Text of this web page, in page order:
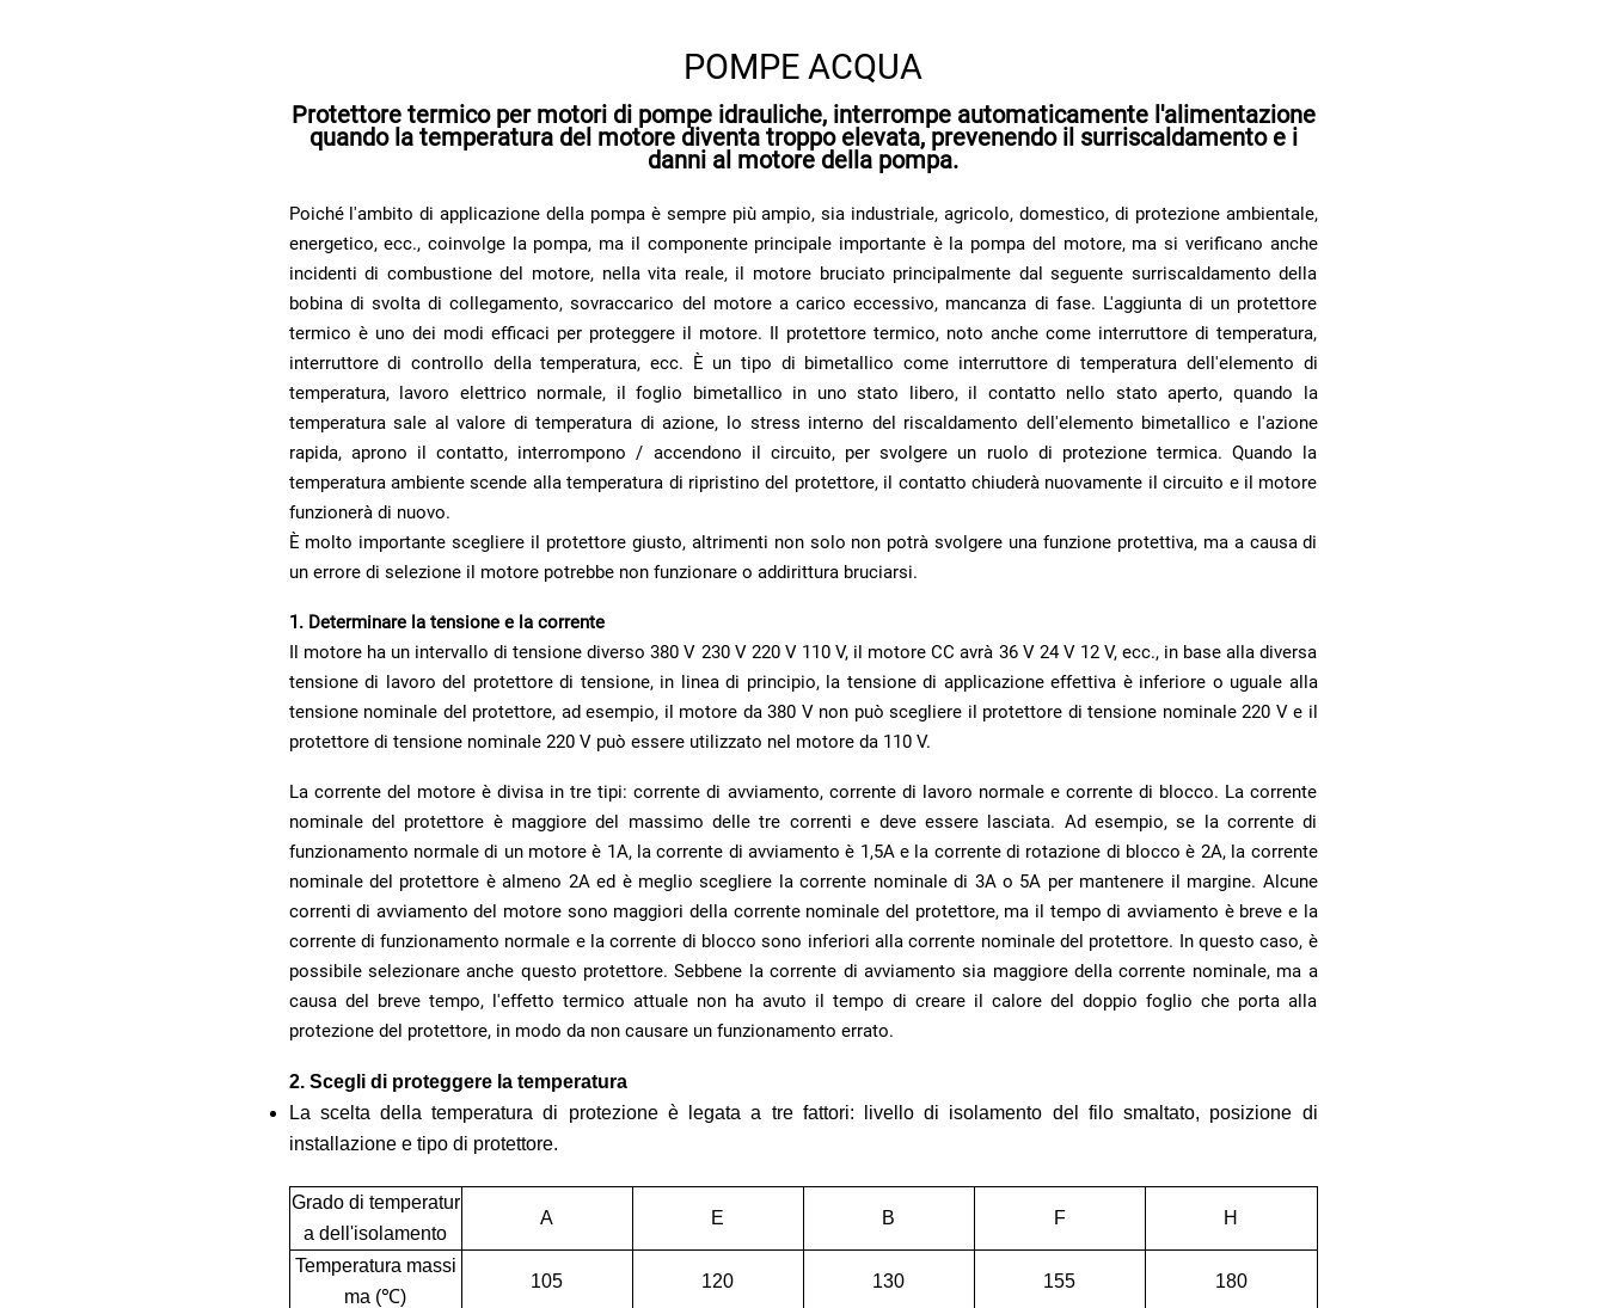
POMPE ACQUA
danni al motore della pompa.
funzionerà di nuovo.
un errore di selezione il motore potrebbe non funzionare o addirittura bruciarsi.
1. Determinare la tensione e la corrente
protettore di tensione nominale 220 V può essere utilizzato nel motore da 110 V.
protezione del protettore, in modo da non causare un funzionamento errato.
2. Scegli di proteggere la temperatura
installazione e tipo di protettore.
a dell'isolamento
A E B F H
ma (℃)
105 120 130 155 180